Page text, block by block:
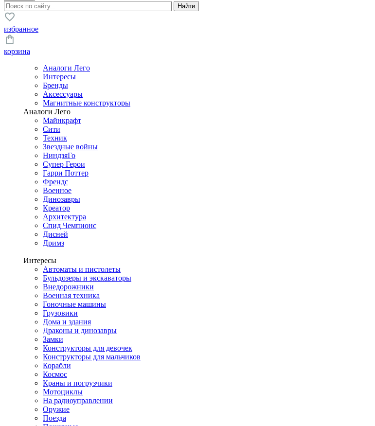
избранное
корзина
Аналоги Лего
Интересы
Бренды
Аксессуары
Магнитные конструкторы
Аналоги Лего
Майнкрафт
Сити
Техник
Звездные войны
НиндзяГо
Супер Герои
Гарри Поттер
Френдс
Военное
Динозавры
Креатор
Архитектура
Спид Чемпионс
Дисней
Дримз
Интересы
Автоматы и пистолеты
Бульдозеры и экскаваторы
Внедорожники
Военная техника
Гоночные машины
Грузовики
Дома и здания
Драконы и динозавры
Замки
Конструкторы для девочек
Конструкторы для мальчиков
Корабли
Космос
Краны и погрузчики
Мотоциклы
На радиоуправлении
Оружие
Поезда